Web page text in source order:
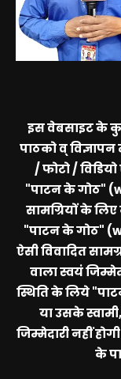
इस वेबसाइट के
पाठको व् विज्ञापन
/ फोटो /
"पाटन के गोठ"
सामग्रियों के लिए
"पाटन के गोठ"
ऐसी विवादित
वाला स्वयं
स्थिति के लिये
या उसके
जिम्मेदारी नहीं
के